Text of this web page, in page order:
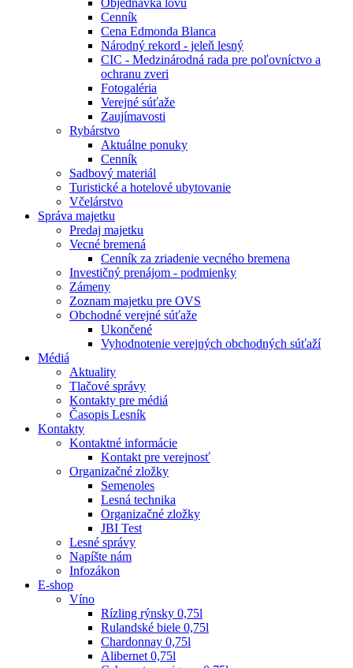
Cenník
Cena Edmonda Blanca
Národný rekord - jeleň lesný
CIC - Medzinárodná rada pre poľovníctvo a
ochranu zveri
Fotogaléria
Verejné súťaže
Zaujímavosti
Rybárstvo
Aktuálne ponuky
Cenník
Sadbový materiál
Turistické a hotelové ubytovanie
Včelárstvo
Správa majetku
Predaj majetku
Vecné bremená
Cenník za zriadenie vecného bremena
Investičný prenájom - podmienky
Zámeny
Zoznam majetku pre OVS
Obchodné verejné súťaže
Ukončené
Vyhodnotenie verejných obchodných súťaží
Médiá
Aktuality
Tlačové správy
Kontakty pre médiá
Časopis Lesník
Kontakty
Kontaktné informácie
Kontakt pre verejnosť
Organizačné zložky
Semenoles
Lesná technika
Organizačné zložky
JBI Test
Lesné správy
Napíšte nám
Infozákon
E-shop
Víno
Rízling rýnsky 0,75l
Rulandské biele 0,75l
Chardonnay 0,75l
Alibernet 0,75l